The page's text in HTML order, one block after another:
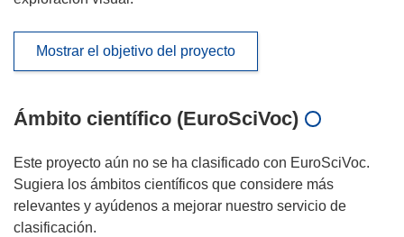
Mostrar el objetivo del proyecto
Ámbito científico (EuroSciVoc)
Este proyecto aún no se ha clasificado con EuroSciVoc.
Sugiera los ámbitos científicos que considere más
relevantes y ayúdenos a mejorar nuestro servicio de
clasificación.